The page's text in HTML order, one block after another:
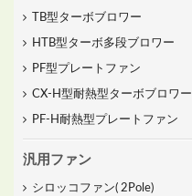
TB型ターボブロワー
HTB型ターボ多段ブロワー
PF型プレートファン
CX-H型耐熱型ターボブロワー
PF-H耐熱型プレートファン
汎用ファン
シロッコファン( 2Pole)